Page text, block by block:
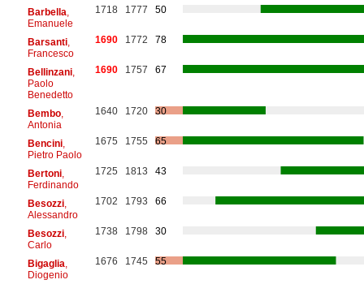
Barbella
Emanuele
1718 1777 50
Barsanti,
Francesco
1690 1772 78
Bellinzani,
Paolo
Benedetto
1690 1757 67
Bembo,
Antonia
1640 1720 30
Bencini,
Pietro Paolo
1675 1755 65
Bertoni,
Ferdinando
1725 1813 43
Besozzi,
Alessandro
1702 1793 66
Besozzi,
Carlo
1738 1798 30
Bigaglia
Diogenio
1676 1745 55